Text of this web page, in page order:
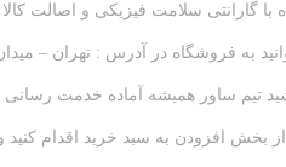
گارانتی سلامت فیزیکی و اصالت
تیم ساور همیشه آماده خدمت
بخش افزودن به سبد خرید اقدام